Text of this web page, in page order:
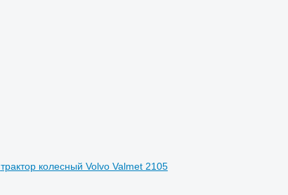
трактор колесный Volvo Valmet 2105